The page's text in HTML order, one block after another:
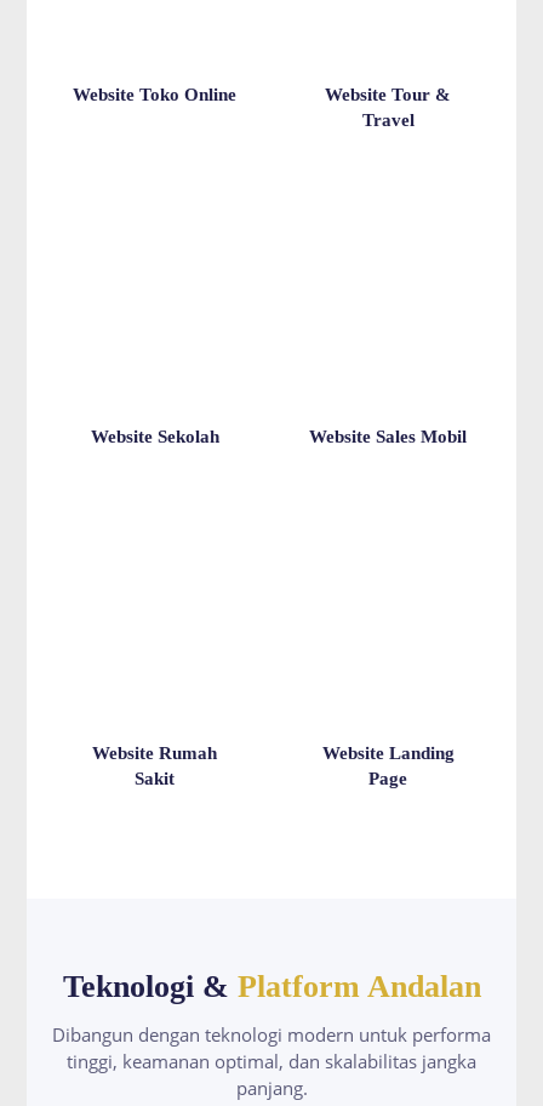
Website Toko Online
Website Tour &
Travel
Website Sekolah Website Sales Mobil
Website Rumah
Sakit
Website Landing
Page
Teknologi & Platform Andalan
Dibangun dengan teknologi modern untuk performa
tinggi, keamanan optimal, dan skalabilitas jangka
panjang.